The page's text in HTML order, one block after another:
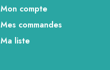
Mon compte
Mes commandes
Ma liste